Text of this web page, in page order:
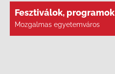
Fesztiválok, programok
Mozgalmas egyetemváros